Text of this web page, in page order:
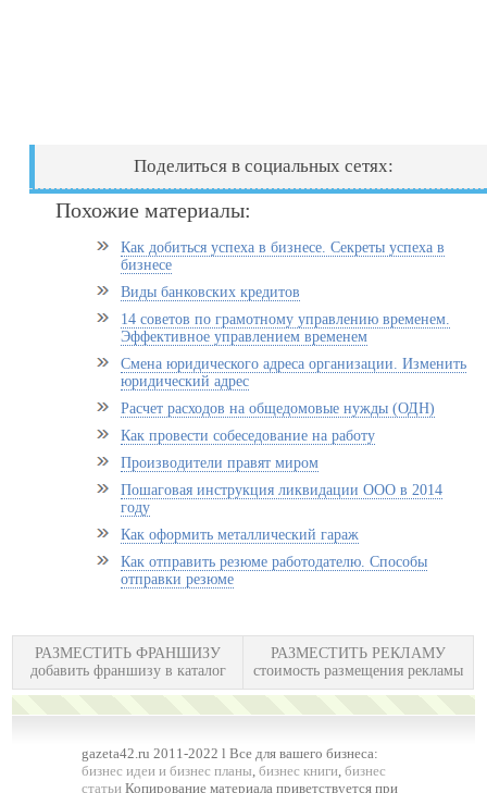
Поделиться в социальных сетях:
Похожие материалы:
Как добиться успеха в бизнесе. Секреты успеха в
бизнесе
Виды банковских кредитов
14 советов по грамотному управлению временем.
Эффективное управлением временем
Смена юридического адреса организации. Изменить
юридический адрес
Расчет расходов на общедомовые нужды (ОДН)
Как провести собеседование на работу
Производители правят миром
Пошаговая инструкция ликвидации ООО в 2014
году
Как оформить металлический гараж
Как отправить резюме работодателю. Способы
отправки резюме
РАЗМЕСТИТЬ ФРАНШИЗУ
добавить франшизу в каталог
РАЗМЕСТИТЬ РЕКЛАМУ
стоимость размещения рекламы
gazeta42.ru 2011-2022 l Все для вашего бизнеса:
бизнес идеи и бизнес планы,бизнес книги,бизнес
статьи Копирование материала приветствуется при